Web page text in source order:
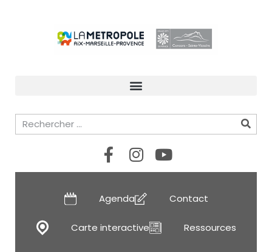
Agenda Contact
Carte interactive Ressources